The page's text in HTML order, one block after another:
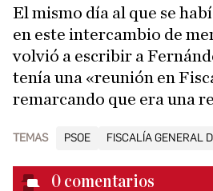
El mismo día al que se
en este intercambio de
volvió a escribir a
tenía una «reunión en
remarcando que era una
TEMAS PSOE FISCALÍA GENERAL
0 comentarios